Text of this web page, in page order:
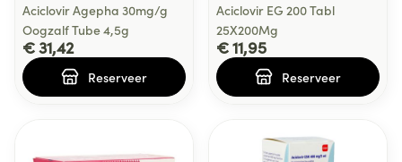
Aciclovir Agepha 30mg/g
Oogzalf Tube 4,5g
€ 31,42
Reserveer
Aciclovir EG 200 Tabl
25X200Mg
€ 11,95
Reserveer